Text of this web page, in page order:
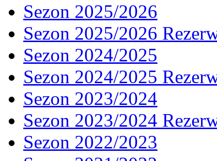
Sezon 2025/2026
Sezon 2025/2026
Sezon 2024/2025
Sezon 2024/2025
Sezon 2023/2024
Sezon 2023/2024
Sezon 2022/2023